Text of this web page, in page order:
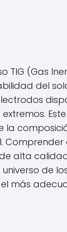
TIG (Gas
del
la
alta
de
más